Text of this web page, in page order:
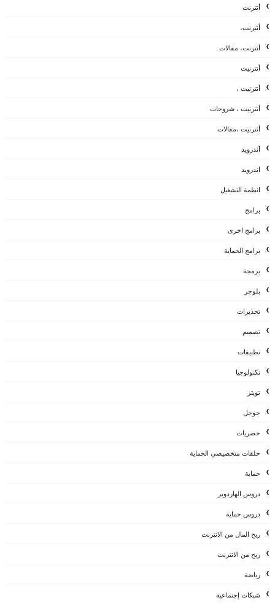
أنترنت
أنترنت،
أنترنت، مقالات
أنترنيت
أنترنيت ،
أنترنيت ، شروحات
أنترنيت ،مقالات
أندرويد
اندرويد
انظمة التشغيل
برامج
برامج اخرى
برامج الحماية
برمجة
بلوجر
تحذيرات
تصميم
تطبيقات
تكنولوجيا
تويتر
جوجل
حصريات
حلقات متخصيصي الحماية
حماية
دروس الهاردوير
دروس حماية
ربح المال من الانترنت
ربح من الانترنت
رياضة
شبكات إجتماعية